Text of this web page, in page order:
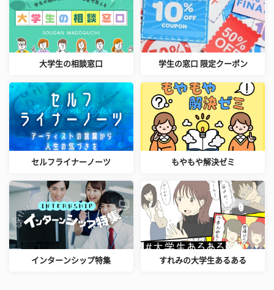
大学生の相談窓口 学生の窓口 限定クーポン
セルフライナーノーツ もやもや解決ゼミ
インターンシップ特集 すれみの大学生あるある